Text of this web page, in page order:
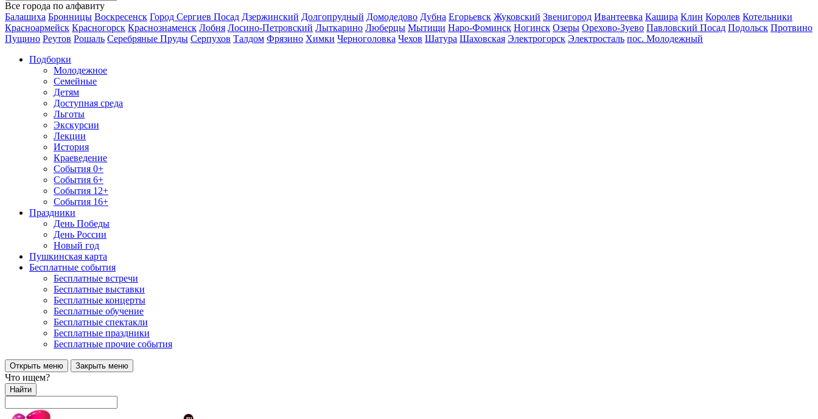
Все города по алфавиту
Балашиха Бронницы Воскресенск Город Сергиев Посад Дзержинский Долгопрудный Домодедово Дубна Егорьевск Жуковский Звенигород Ивантеевка Кашира Клин Королев Котельники
Красноармейск Красногорск Краснознаменск Лобня Лосино-Петровский Лыткарино Люберцы Мытищи Наро-Фоминск Ногинск Озеры Орехово-Зуево Павловский Посад Подольск Протвино
Пущино Реутов Рошаль Серебряные Пруды Серпухов Талдом Фрязино Химки Черноголовка Чехов Шатура Шаховская Электрогорск Электросталь пос. Молодежный
Подборки
Молодежное
Семейные
Детям
Доступная среда
Льготы
Экскурсии
Лекции
История
Краеведение
События 0+
События 6+
События 12+
События 16+
Праздники
День Победы
День России
Новый год
Пушкинская карта
Бесплатные события
Бесплатные встречи
Бесплатные выставки
Бесплатные концерты
Бесплатные обучение
Бесплатные спектакли
Бесплатные праздники
Бесплатные прочие события
Открыть меню Закрыть меню
Что ищем?
Найти